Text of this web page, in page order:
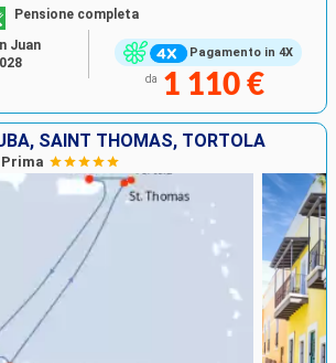
Pagamento in 4X
Pensione completa
da 1 110 €
Juan
SAINT THOMAS, TORTOLA